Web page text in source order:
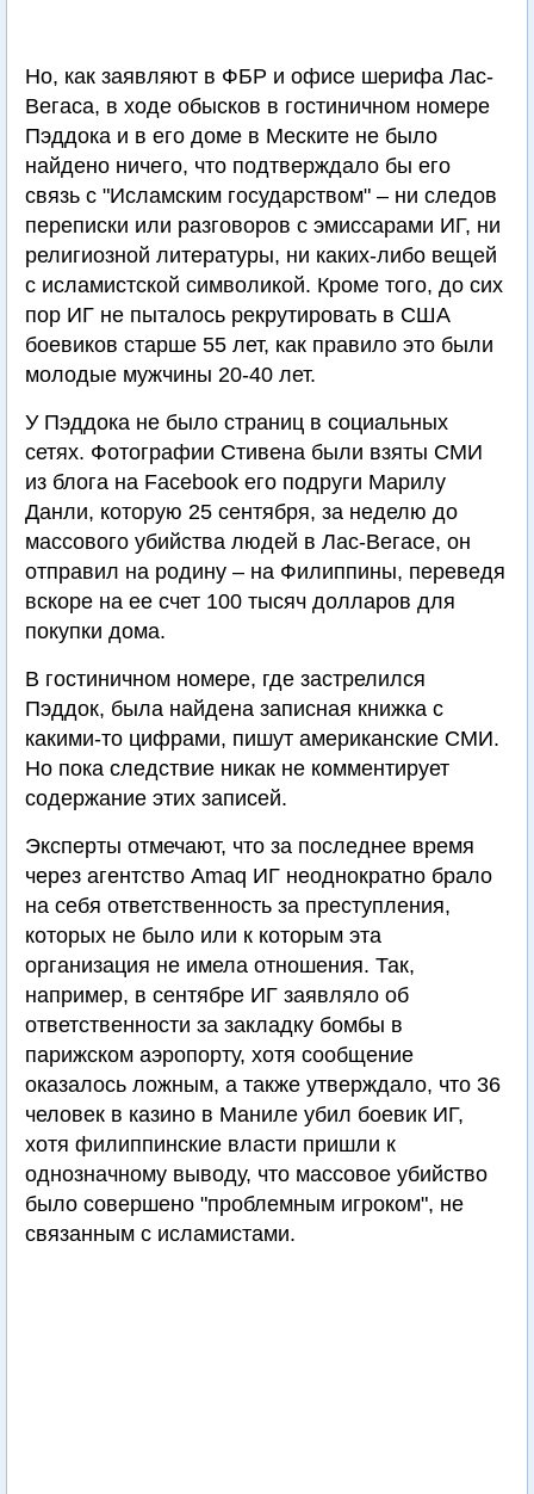
Но, как заявляют в ФБР и офисе шерифа Лас-
Вегаса, в ходе обысков в гостиничном номере
Пэддока и в его доме в Меските не было
найдено ничего, что подтверждало бы его
связь с "Исламским государством" – ни следов
переписки или разговоров с эмиссарами ИГ, ни
религиозной литературы, ни каких-либо вещей
с исламистской символикой. Кроме того, до сих
пор ИГ не пыталось рекрутировать в США
боевиков старше 55 лет, как правило это были
молодые мужчины 20-40 лет.
У Пэддока не было страниц в социальных
сетях. Фотографии Стивена были взяты СМИ
из блога на Facebook его подруги Марилу
Данли, которую 25 сентября, за неделю до
массового убийства людей в Лас-Вегасе, он
отправил на родину – на Филиппины, переведя
вскоре на ее счет 100 тысяч долларов для
покупки дома.
В гостиничном номере, где застрелился
Пэддок, была найдена записная книжка с
какими-то цифрами, пишут американские СМИ.
Но пока следствие никак не комментирует
содержание этих записей.
Эксперты отмечают, что за последнее время
через агентство Amaq ИГ неоднократно брало
на себя ответственность за преступления,
которых не было или к которым эта
организация не имела отношения. Так,
например, в сентябре ИГ заявляло об
ответственности за закладку бомбы в
парижском аэропорту, хотя сообщение
оказалось ложным, а также утверждало, что 36
человек в казино в Маниле убил боевик ИГ,
хотя филиппинские власти пришли к
однозначному выводу, что массовое убийство
было совершено "проблемным игроком", не
связанным с исламистами.